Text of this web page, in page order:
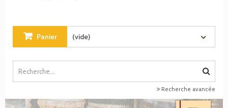
Panier (vide)
Recherche avancée